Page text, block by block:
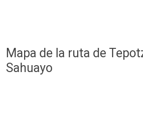
Mapa de la ruta de
Sahuayo